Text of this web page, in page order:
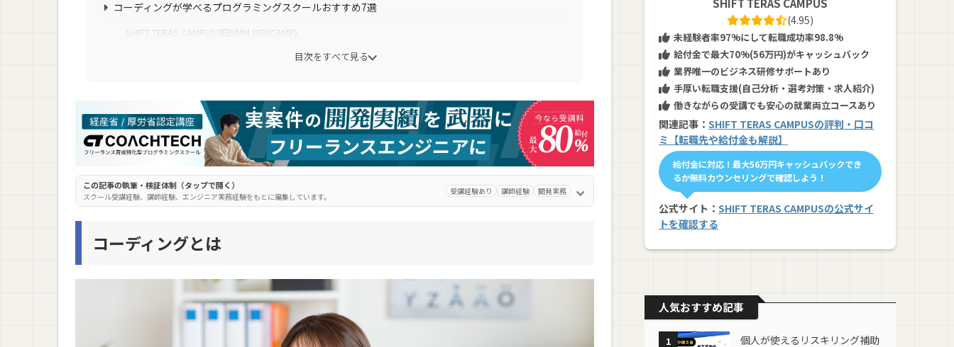
コーディングが学べるプログラミングスクールおすすめ7選
SHIFT TERAS CAMPUS(旧DMM WEBCAMP)
侍エンジニア(SAMURAI ENGINEER)
ポテパンキャンプ
インターネットアカデミー
注意点1. 受講条件や年齢制限が設けられていることがある
注意点3. 途中退会で解約手数料が発生することがある
コーディングが学べるプログラミングスクールをお得に利用する方法
目次をすべて見る
この記事の執筆・検証体制（タップで開く）
スクール受講経験、講師経験、エンジニア実務経験をもとに編集しています。
受講経験あり 講師経験 開発実務
コーディングとは
(4.95)
未経験者率97%にして転職成功率98.8%
給付金で最大70%(56万円)がキャッシュバック
業界唯一のビジネス研修サポートあり
手厚い転職支援(自己分析・選考対策・求人紹介)
働きながらの受講でも安心の就業両立コースあり
関連記事： SHIFT TERAS CAMPUSの評判・口コ
ミ【転職先や給付金も解説】
給付金に対応！最大56万円キャッシュバックでき
るか無料カウンセリングで確認しよう！
公式サイト： SHIFT TERAS CAMPUSの公式サイ
トを確認する
人気おすすめ記事
1
個人が使えるリスキリング補助